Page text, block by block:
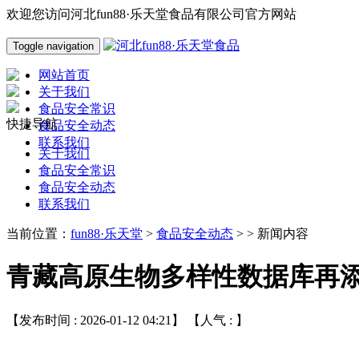
欢迎您访问河北fun88·乐天堂食品有限公司官方网站
Toggle navigation
网站首页
关于我们
食品安全常识
食品安全动态
联系我们
快捷导航
关于我们
食品安全常识
食品安全动态
联系我们
当前位置： fun88·乐天堂 > 食品安全动态 > > 新闻内容
青藏高原生物多样性数据库再
【发布时间 : 2026-01-12 04:21】 【人气 : 】